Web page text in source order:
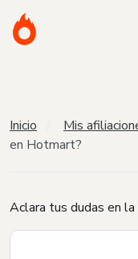
Inicio Mis
en Hotmart?
Aclara tus dudas en